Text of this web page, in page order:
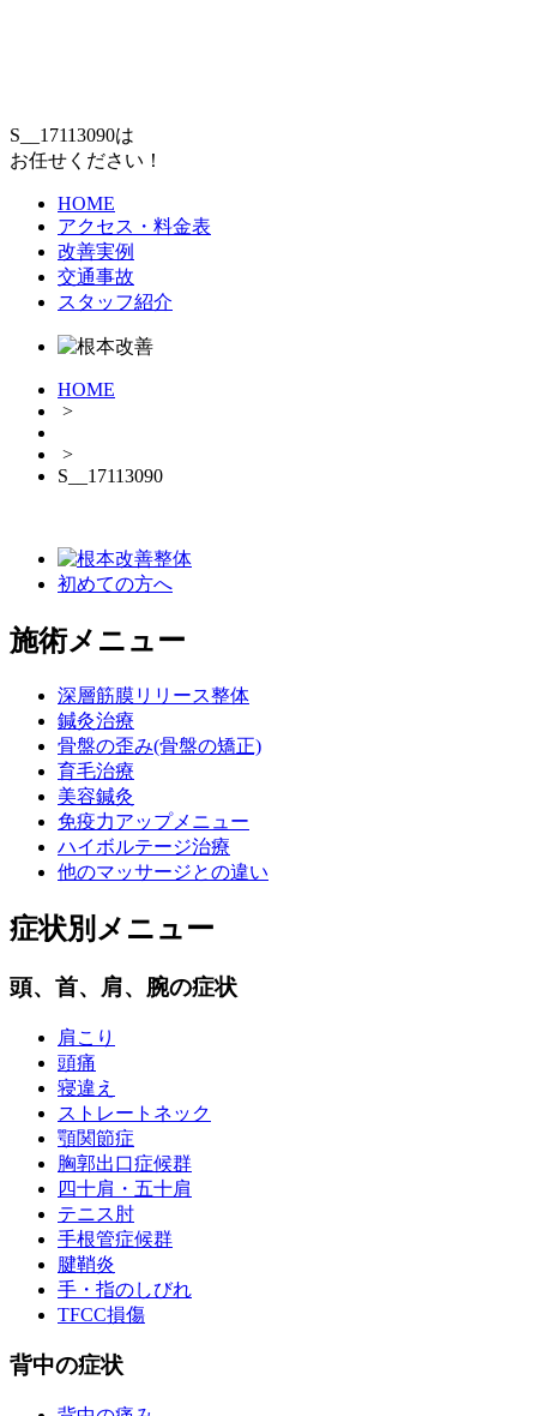
S__17113090は
お任せください！
HOME
アクセス・料金表
改善実例
交通事故
スタッフ紹介
HOME
>
>
S__17113090
初めての方へ
施術メニュー
深層筋膜リリース整体
鍼灸治療
骨盤の歪み(骨盤の矯正)
育毛治療
美容鍼灸
免疫力アップメニュー
ハイボルテージ治療
他のマッサージとの違い
症状別メニュー
頭、首、肩、腕の症状
肩こり
頭痛
寝違え
ストレートネック
顎関節症
胸郭出口症候群
四十肩・五十肩
テニス肘
手根管症候群
腱鞘炎
手・指のしびれ
TFCC損傷
背中の症状